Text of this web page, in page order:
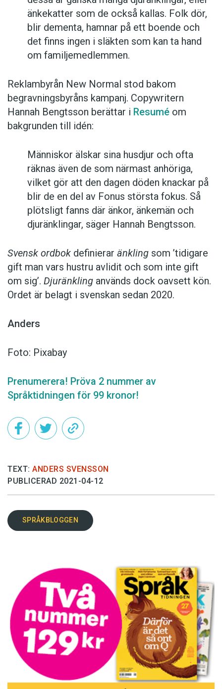
änkekatter som de också kallas. Folk dör,
blir dementa, hamnar på ett boende och
det finns ingen i släkten som kan ta hand
om familjemedlemmen.
Reklambyrån New Normal stod bakom
begravningsbyråns kampanj. Copywritern
Hannah Bengtsson berättar i Resumé om
bakgrunden till idén:
Människor älskar sina husdjur och ofta
räknas även de som närmast anhöriga,
vilket gör att den dagen döden knackar på
blir de en del av Fonus största fokus. Så
plötsligt fanns där änkor, änkemän och
djuränklingar, säger Hannah Bengtsson.
Svensk ordbok definierar änkling som ’tidigare
gift man vars hustru av­lidit och som inte gift
om sig’. Djuränkling används dock oavsett kön.
Ordet är belagt i svenskan sedan 2020.
Anders
Foto: Pixabay
Prenumerera! Pröva 2 nummer av
Språktidningen för 99 kronor!
TEXT: ANDERS SVENSSON
PUBLICERAD 2021-04-12
SPRÅKBLOGGEN